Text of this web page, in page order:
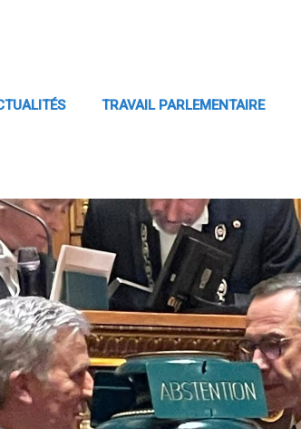
TRAVAIL PARLEMENTAIRE